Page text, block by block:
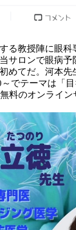
る教授陣に眼
サロンで眼病
めてだ。河本
～でテーマは「
料のオンライ